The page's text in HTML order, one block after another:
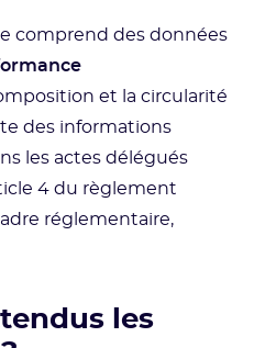
comprend des données
et la circularité
des informations
les actes délégués
4 du règlement
réglementaire,
les